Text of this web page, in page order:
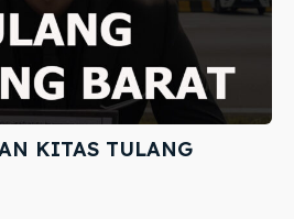
KITAS TULANG